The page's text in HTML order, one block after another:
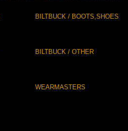
BILTBUCK / BOOTS,SHOES
BILTBUCK / OTHER
WEARMASTERS